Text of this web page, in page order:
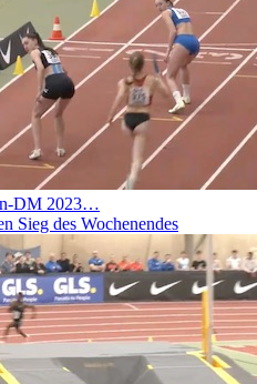
DM 2023…
Sieg des Wochenendes